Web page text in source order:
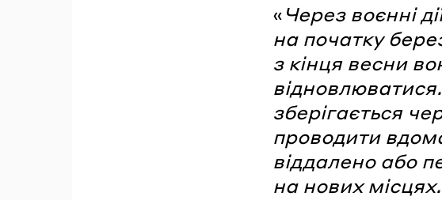
«Через воєнні
на початку
з кінця весни
зберігається
проводити
віддалено або
на нових